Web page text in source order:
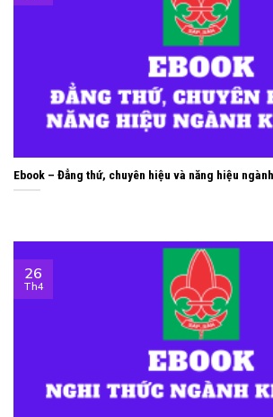
Ebook – Đẳng thứ, chuyên hiệu và năng hiệu
26
Th4